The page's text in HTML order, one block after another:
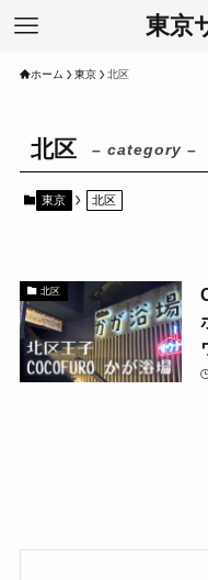
東京
ホーム 東京 北区
北区 – category –
東京 北区
北区